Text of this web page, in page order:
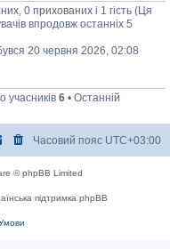
0 прихованих і 1 гість (Ця
впродовж останніх 5
20 червня 2026, 02:08
учасників 6 • Останній
Часовий пояс UTC+03:00
© phpBB Limited
підтримка phpBB